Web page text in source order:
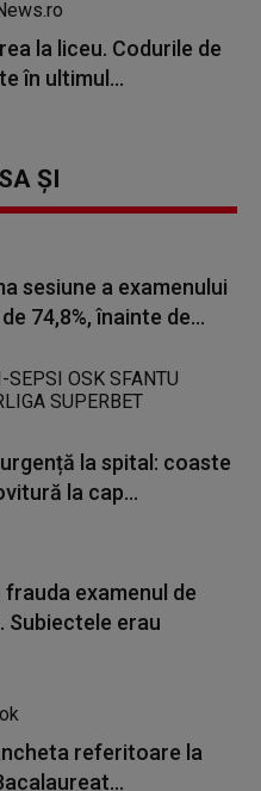
la liceu. Codurile de
în ultimul...
ȘI
sesiune a examenului
74,8%, înainte de...
la spital: coaste
la cap...
examenul de
Subiectele erau
referitoare la